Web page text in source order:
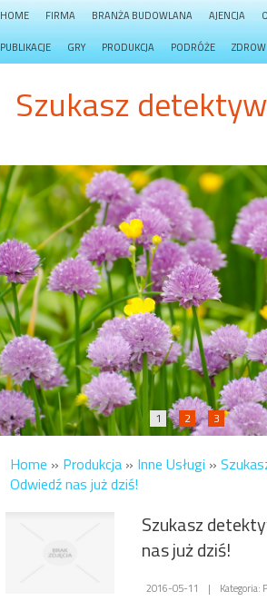
HOME FIRMA BRANŻA BUDOWLANA AJENCJA
PUBLIKACJE GRY PRODUKCJA PODRÓŻE
Szukasz
1 2 3
Home » Produkcja » Inne Usługi »
Odwiedź nas już dziś!
Szukasz
nas już dziś!
2016-05-11 | Kategoria: